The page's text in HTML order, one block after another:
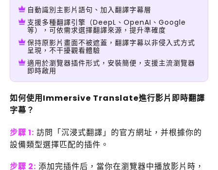
自動識別主影片語句、加入翻譯字幕層
支援多種翻譯引擎（DeepL、OpenAI、Google
等），可依需求選擇翻譯來源，提升準確度
保持原影片畫面不被遮蓋，翻譯字幕以非侵入式方式
呈現，不干擾觀看體驗
適用於瀏覽器插件形式，安裝簡便，支援主流瀏覽器
即時啟用
如何使用Immersive Translate進行影片即時翻譯
字幕？
步驟 1: 訪問「沉浸式翻譯」的官方網址，并根據你的
設備類型選擇匹配的插件。
步驟 2: 添加完插件后，當你在瀏覽器中播放影片時，